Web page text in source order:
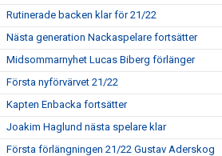
Rutinerade backen klar för 21/22
Nästa generation Nackaspelare fortsätter
Midsommarnyhet Lucas Biberg förlänger
Första nyförvärvet 21/22
Kapten Enbacka fortsätter
Joakim Haglund nästa spelare klar
Första förlängningen 21/22 Gustav Aderskog